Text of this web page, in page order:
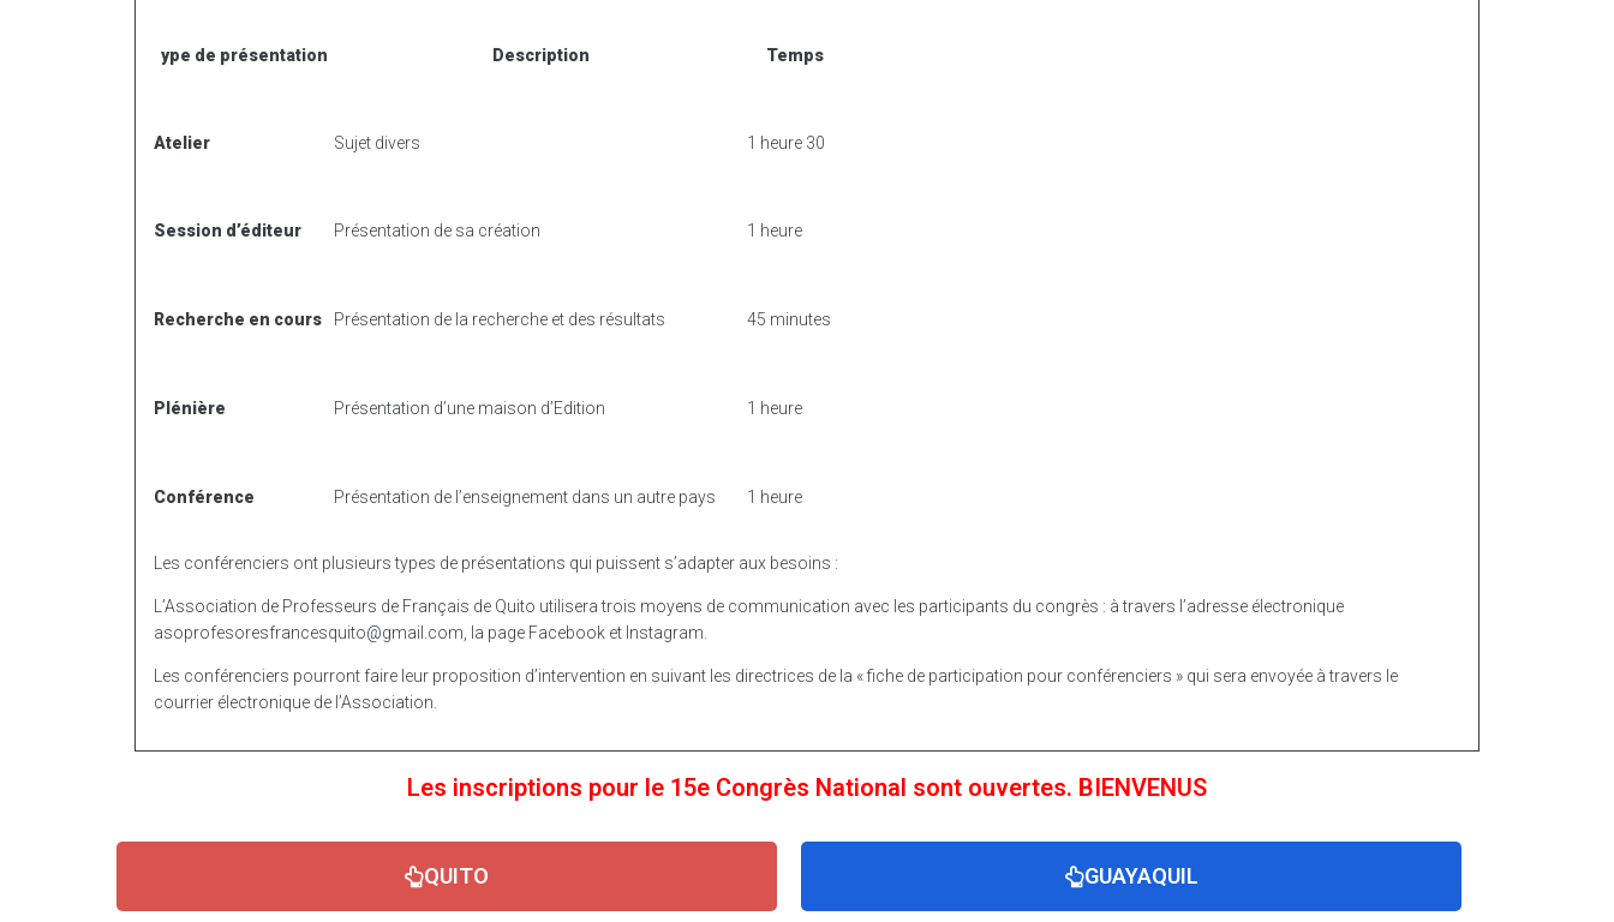
ype de présentation Description Temps
Atelier Sujet divers 1 heure 30
Session d’éditeur Présentation de sa création 1 heure
Recherche en cours Présentation de la recherche et des résultats 45 minutes
Plénière Présentation d’une maison d’Edition 1 heure
Conférence Présentation de l’enseignement dans un autre pays 1 heure
Les conférenciers ont plusieurs types de présentations qui puissent s’adapter aux besoins :
L’Association de Professeurs de Français de Quito utilisera trois moyens de communication avec les participants du congrès : à travers l’adresse électronique
asoprofesoresfrancesquito@gmail.com, la page Facebook et Instagram.
Les conférenciers pourront faire leur proposition d’intervention en suivant les directrices de la « fiche de participation pour conférenciers » qui sera envoyée à travers le
courrier électronique de l’Association.
Les inscriptions pour le 15e Congrès National sont ouvertes. BIENVENUS
QUITO GUAYAQUIL